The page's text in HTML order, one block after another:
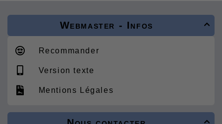

Webmaster - Infos
Recommander
Version texte
Mentions Légales
